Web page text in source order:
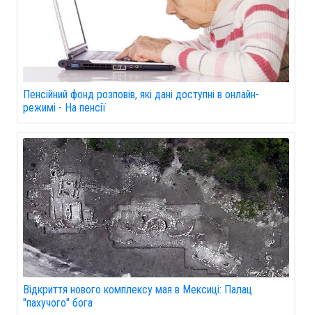
Пенсійний фонд розповів, які дані доступні в онлайн-
режимі - На пенсії
Відкриття нового комплексу мая в Мексиці: Палац
"пахучого" бога